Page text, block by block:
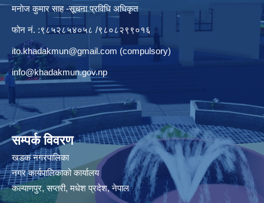
मनाेज कुमार साह -सूचना प्रविधि अधिकृत
फोन नं. :९८५२८५४०५८ /९८०८२९९०१६
ito.khadakmun@gmail.com (compulsory)
info@khadakmun.gov.np
सम्पर्क विवरण
खडक नगरपालिका
नगर कार्यपालिकाको कार्यालय
कल्याणपुर, सप्तरी, मधेश प्रदेश, नेपाल